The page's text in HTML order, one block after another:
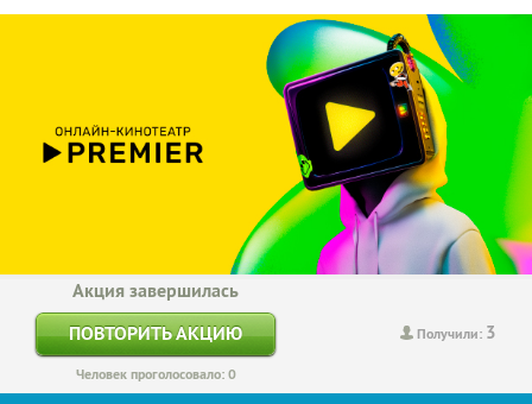
Получили: 3
Акция завершилась
ПОВТОРИТЬ АКЦИЮ
Человек проголосовало: 0